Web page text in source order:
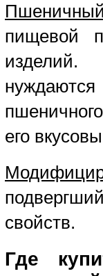
пищевой
изделий.
его
свойств.
Где